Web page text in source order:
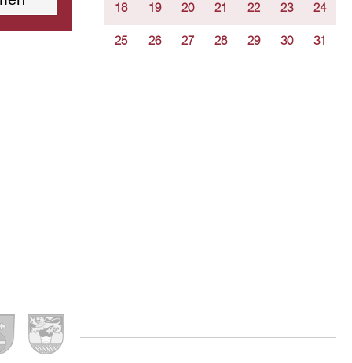
18 19 20 21 22 23 24
25 26 27 28 29 30 31